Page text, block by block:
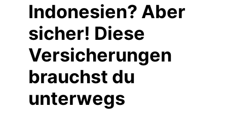
Indonesien? Aber
sicher! Diese
Versicherungen
brauchst du
unterwegs